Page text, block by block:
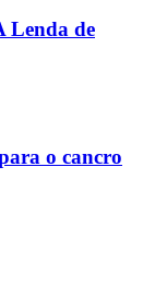
Lenda de
o cancro